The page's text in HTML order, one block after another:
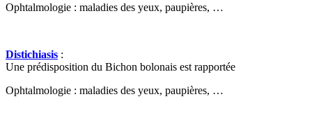
Ophtalmologie : maladies des yeux, paupières, …
Distichiasis :
Une prédisposition du Bichon bolonais est rapportée
Ophtalmologie : maladies des yeux, paupières, …